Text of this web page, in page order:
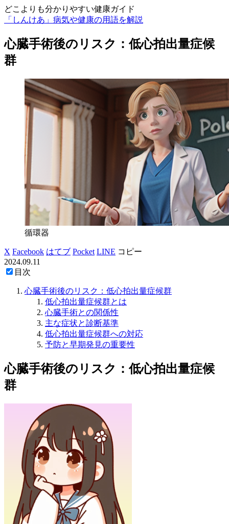
どこよりも分かりやすい健康ガイド
「しんけあ」病気や健康の用語を解説
心臓手術後のリスク：低心拍出量症候
群
循環器
X Facebook はてブ Pocket LINE コピー
2024.09.11
目次
心臓手術後のリスク：低心拍出量症候群
低心拍出量症候群とは
心臓手術との関係性
主な症状と診断基準
低心拍出量症候群への対応
予防と早期発見の重要性
心臓手術後のリスク：低心拍出量症候
群